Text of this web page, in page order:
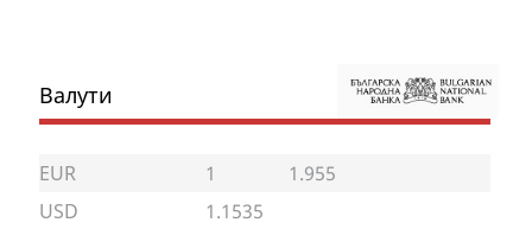
Валути
EUR 1
1.955
USD
1.1535